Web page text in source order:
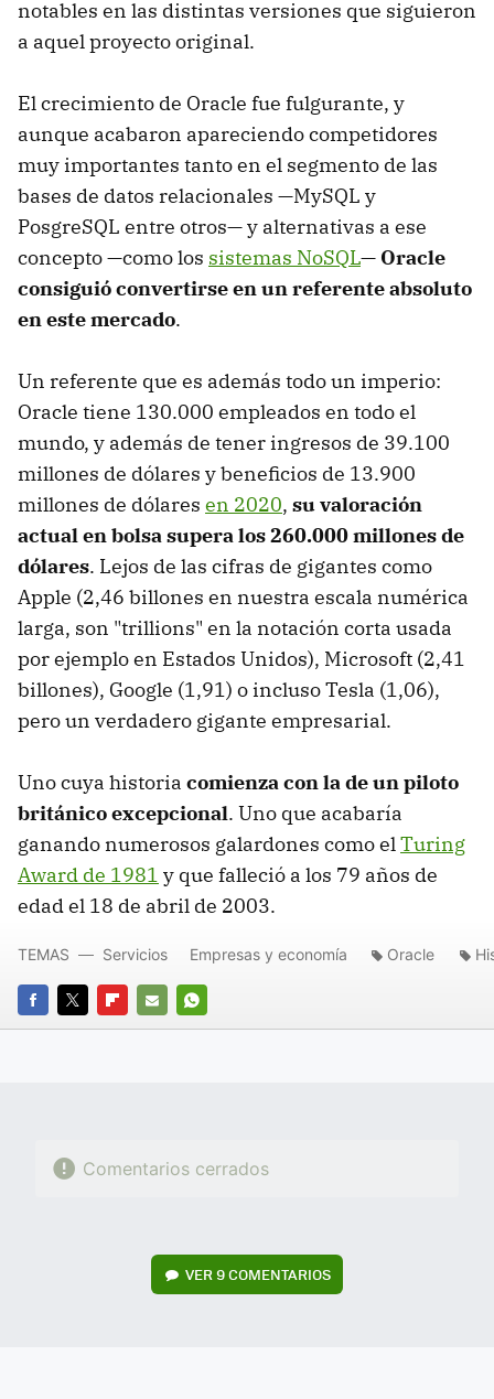
notables en las distintas versiones que siguieron
a aquel proyecto original.
El crecimiento de Oracle fue fulgurante, y
aunque acabaron apareciendo competidores
muy importantes tanto en el segmento de las
bases de datos relacionales —MySQL y
PosgreSQL entre otros— y alternativas a ese
concepto —como los sistemas NoSQL— Oracle
consiguió convertirse en un referente absoluto
en este mercado.
Un referente que es además todo un imperio:
Oracle tiene 130.000 empleados en todo el
mundo, y además de tener ingresos de 39.100
millones de dólares y beneficios de 13.900
millones de dólares en 2020, su valoración
actual en bolsa supera los 260.000 millones de
dólares. Lejos de las cifras de gigantes como
Apple (2,46 billones en nuestra escala numérica
larga, son "trillions" en la notación corta usada
por ejemplo en Estados Unidos), Microsoft (2,41
billones), Google (1,91) o incluso Tesla (1,06),
pero un verdadero gigante empresarial.
Uno cuya historia comienza con la de un piloto
británico excepcional. Uno que acabaría
ganando numerosos galardones como elTuring
Award de 1981 y que falleció a los 79 años de
edad el 18 de abril de 2003.
FACEBOOK
TWITTERFLIPBOARD
E-
WHATSAPP
TEMAS Servicios Empresas y economía Oracle
Comentarios cerrados
VER9 COMENTARIOS